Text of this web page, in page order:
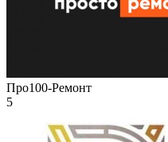
Про100-Ремонт
5